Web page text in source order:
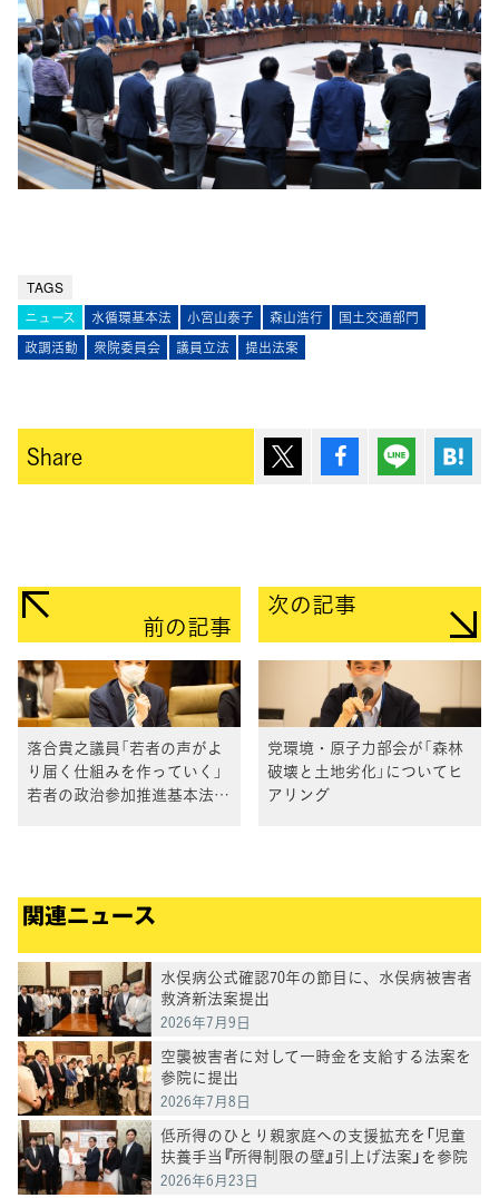
TAGS
ニュース 水循環基本法 小宮山泰子 森山浩行
国土交通部門
政調活動
衆院委員会 議員立法 提出法案
Share ポスト シェア Lineで送
前の記事
落合貴之議員「若者の声がよ
り届く仕組みを作っていく」
若者の政治参加推進基本法を
次の記事
党環境・原子力部会が「森林
破壊と土地劣化」についてヒ
アリング
関連ニュース
水俣病公式確認70年の節目に、水俣病被害者
救済新法案提出
2026年7月9日
空襲被害者に対して一時金を支給する法案を
参院に提出
2026年7月8日
低所得のひとり親家庭への支援拡充を「児童
扶養手当『所得制限の壁』引上げ法案」を参院
に提出
2026年6月23日